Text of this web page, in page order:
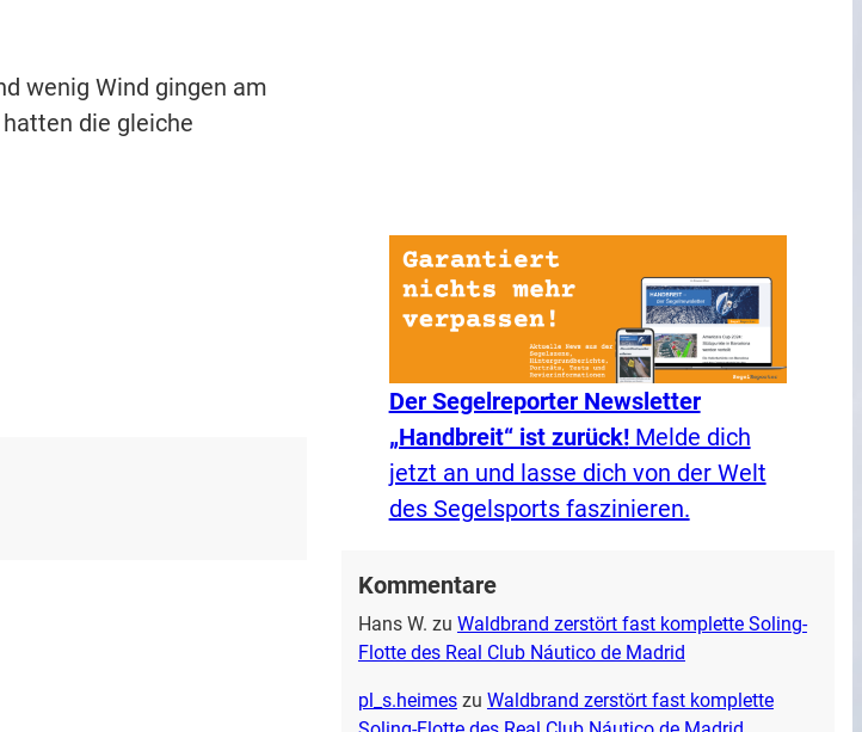
wenig Wind gingen am
die gleiche
Der Segelreporter Newsletter
„Handbreit“ ist zurück!Melde dich
jetzt an und lasse dich von der Welt
des Segelsports faszinieren.
Kommentare
Hans W. zu Waldbrand zerstört fast komplette Soling-
Flotte des Real Club Náutico de Madrid
pl_s.heimeszu Waldbrand zerstört fast komplette